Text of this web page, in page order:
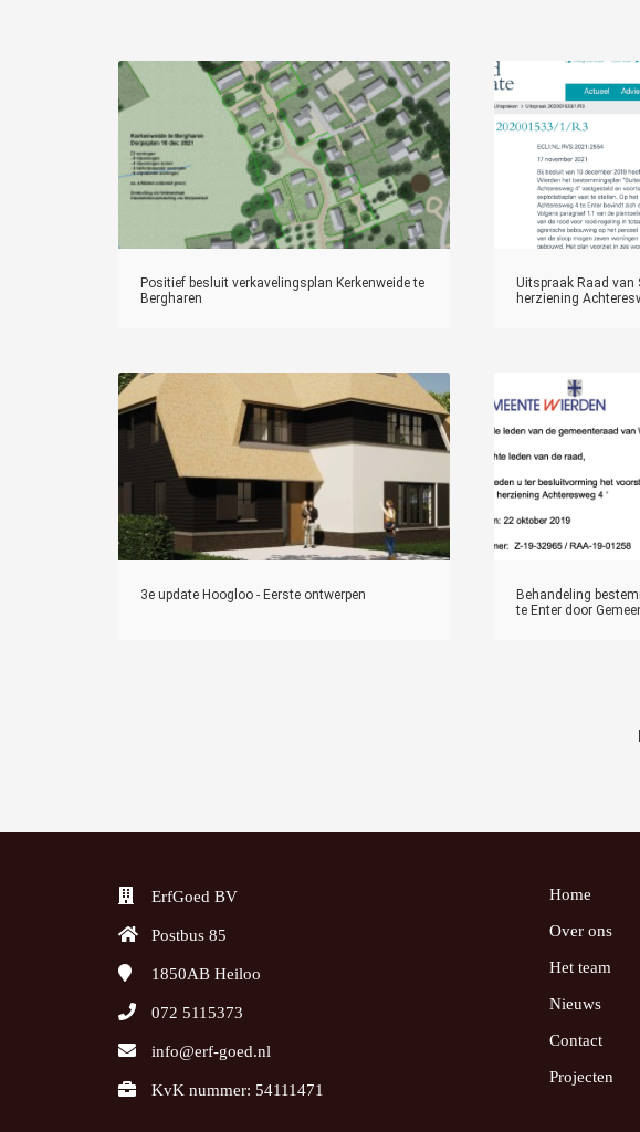
Positief besluit verkavelingsplan Kerkenweide te
Bergharen
Uitspraak Raad van
herziening
3e update Hoogloo - Eerste ontwerpen
Behandeling
te Enter door
ErfGoed BV
Postbus 85
1850AB Heiloo
072 5115373
info@erf-goed.nl
KvK nummer: 54111471
Home
Over ons
Het team
Nieuws
Contact
Projecten